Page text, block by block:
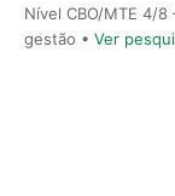
Nível CBO/MTE 4/
gestão • Ver